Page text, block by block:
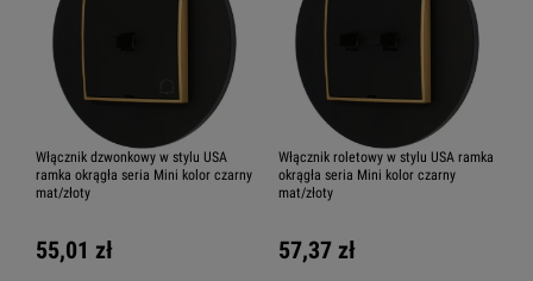
Włącznik dzwonkowy w stylu USA
ramka okrągła seria Mini kolor czarny
mat/złoty
55,01 zł
Włącznik roletowy w stylu USA ramka
okrągła seria Mini kolor czarny
mat/złoty
57,37 zł